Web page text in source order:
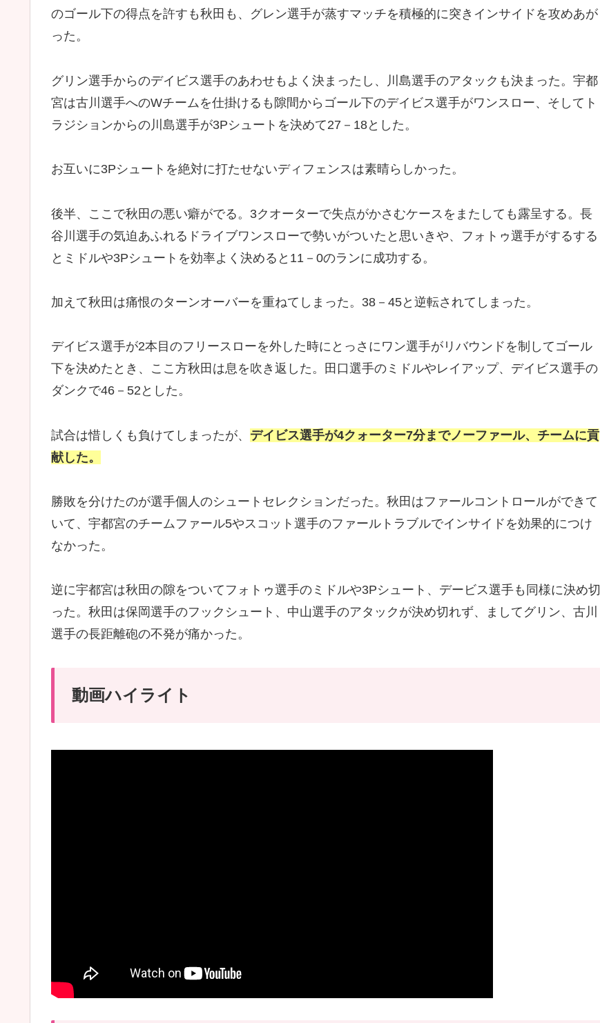
のゴール下の得点を許すも秋田も、グレン選手が蒸すマッチを積極的に突きインサイドを攻めあが
った。
グリン選手からのデイビス選手のあわせもよく決まったし、川島選手のアタックも決まった。宇都
宮は古川選手へのWチームを仕掛けるも隙間からゴール下のデイビス選手がワンスロー、そしてト
ラジションからの川島選手が3Pシュートを決めて27－18とした。
お互いに3Pシュートを絶対に打たせないディフェンスは素晴らしかった。
後半、ここで秋田の悪い癖がでる。3クオーターで失点がかさむケースをまたしても露呈する。長
谷川選手の気迫あふれるドライブワンスローで勢いがついたと思いきや、フォトゥ選手がするする
とミドルや3Pシュートを効率よく決めると11－0のランに成功する。
加えて秋田は痛恨のターンオーバーを重ねてしまった。38－45と逆転されてしまった。
デイビス選手が2本目のフリースローを外した時にとっさにワン選手がリバウンドを制してゴール
下を決めたとき、ここ方秋田は息を吹き返した。田口選手のミドルやレイアップ、デイビス選手の
ダンクで46－52とした。
試合は惜しくも負けてしまったが、 デイビス選手が4クォーター7分までノーファール、チームに貢
献した。
勝敗を分けたのが選手個人のシュートセレクションだった。秋田はファールコントロールができて
いて、宇都宮のチームファール5やスコット選手のファールトラブルでインサイドを効果的につけ
なかった。
逆に宇都宮は秋田の隙をついてフォトゥ選手のミドルや3Pシュート、デービス選手も同様に決め切
った。秋田は保岡選手のフックシュート、中山選手のアタックが決め切れず、ましてグリン、古川
選手の長距離砲の不発が痛かった。
動画ハイライト